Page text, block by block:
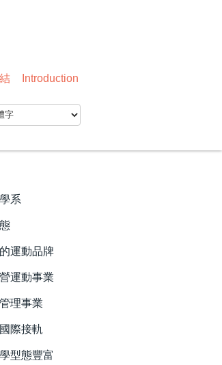
Introduction
系
運動品牌
運動事業
理事業
際接軌
型態豐富